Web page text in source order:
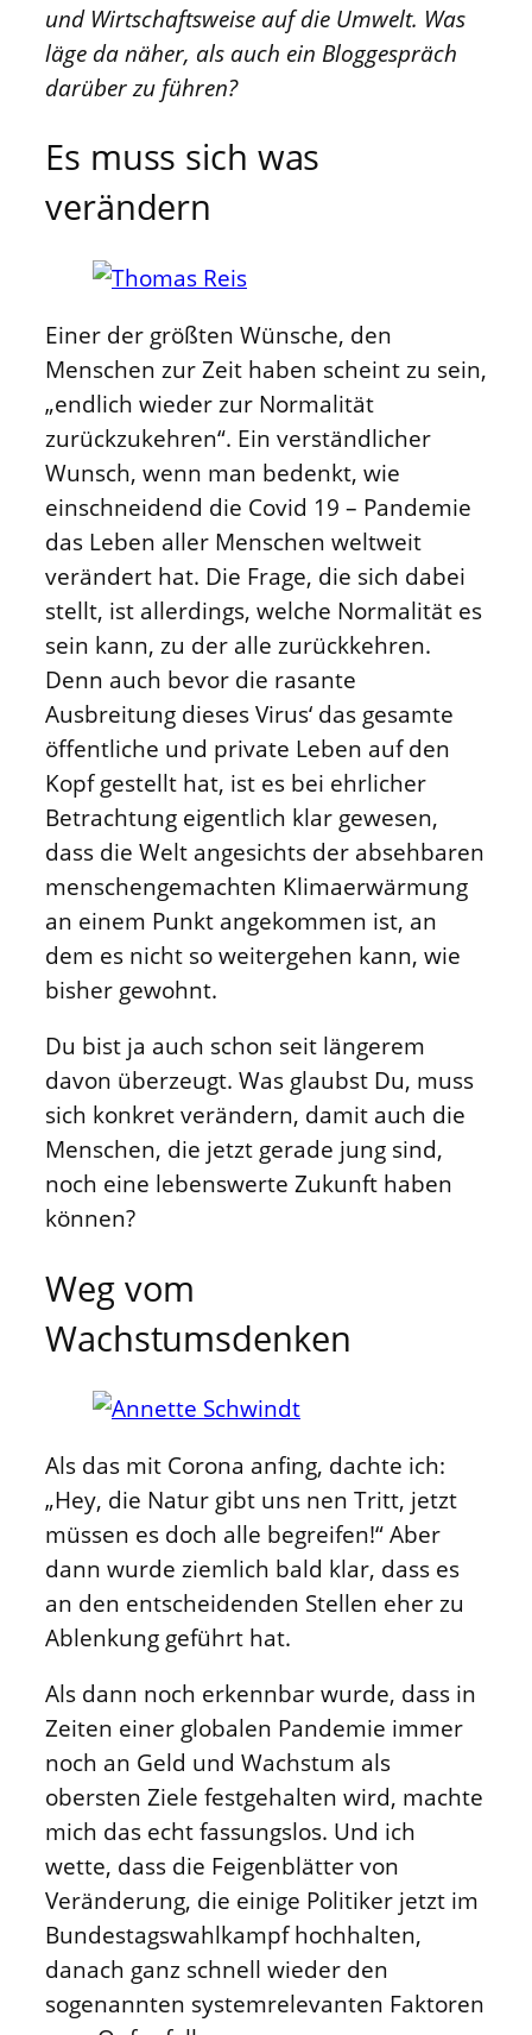
und Wirtschaftsweise auf die Umwelt. Was
läge da näher, als auch ein Bloggespräch
darüber zu führen?
Es muss sich was
verändern
Einer der größten Wünsche, den
Menschen zur Zeit haben scheint zu sein,
„endlich wieder zur Normalität
zurückzukehren“. Ein verständlicher
Wunsch, wenn man bedenkt, wie
einschneidend die Covid 19 – Pandemie
das Leben aller Menschen weltweit
verändert hat. Die Frage, die sich dabei
stellt, ist allerdings, welche Normalität es
sein kann, zu der alle zurückkehren.
Denn auch bevor die rasante
Ausbreitung dieses Virus‘ das gesamte
öffentliche und private Leben auf den
Kopf gestellt hat, ist es bei ehrlicher
Betrachtung eigentlich klar gewesen,
dass die Welt angesichts der absehbaren
menschengemachten Klimaerwärmung
an einem Punkt angekommen ist, an
dem es nicht so weitergehen kann, wie
bisher gewohnt.
Du bist ja auch schon seit längerem
davon überzeugt. Was glaubst Du, muss
sich konkret verändern, damit auch die
Menschen, die jetzt gerade jung sind,
noch eine lebenswerte Zukunft haben
können?
Weg vom
Wachstumsdenken
Als das mit Corona anfing, dachte ich:
„Hey, die Natur gibt uns nen Tritt, jetzt
müssen es doch alle begreifen!“ Aber
dann wurde ziemlich bald klar, dass es
an den entscheidenden Stellen eher zu
Ablenkung geführt hat.
Als dann noch erkennbar wurde, dass in
Zeiten einer globalen Pandemie immer
noch an Geld und Wachstum als
obersten Ziele festgehalten wird, machte
mich das echt fassungslos. Und ich
wette, dass die Feigenblätter von
Veränderung, die einige Politiker jetzt im
Bundestagswahlkampf hochhalten,
danach ganz schnell wieder den
sogenannten systemrelevanten Faktoren